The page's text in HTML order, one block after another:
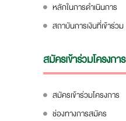
หลักในการดำเนินการ
สถาบันการเงินที่เข้าร่วม
สมัครเข้าร่วมโครงการ
สมัครเข้าร่วมโครงการ
ช่องทางการสมัคร